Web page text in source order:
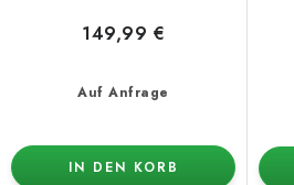
Auf Anfrage
149,99 €
IN DEN KORB